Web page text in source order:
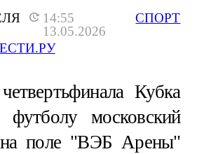
14:55
13.05.2026
СПОРТ
Кубка
московский
поле "ВЭБ Арены"